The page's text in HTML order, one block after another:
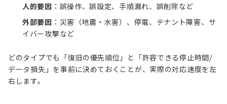
人的要因 ：誤操作、誤設定、手順漏れ、誤削除など
外部要因 ：災害（地震・水害）、停電、テナント障害、サ
イバー攻撃など
どのタイプでも「復旧の優先順位」と「許容できる停止時間/
データ損失」を事前に決めておくことが、実際の対応速度を左
右します。